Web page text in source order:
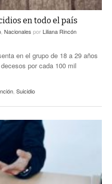
en todo el país
, Nacionales por Liliana Rincón
en el grupo de 18 a 29 años
por cada 100 mil
, Suicidio